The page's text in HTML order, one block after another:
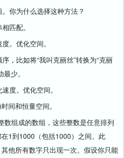
你为什么选择这种方法？
匹配。
。优化空间。
，比如将“我叫克丽丝”转换为“克丽
少。
度。优化空间。
间和恒量空间。
数组成的数组，这些整数是任意排列
1到1000（包括1000）之间。此
他所有数字只出现一次。假设你只能